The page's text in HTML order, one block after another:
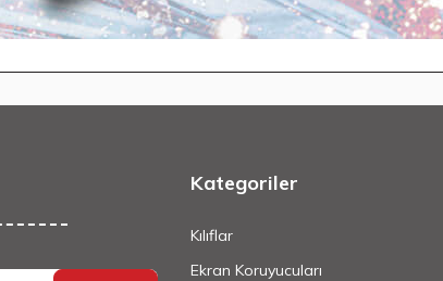
Kategoriler
Kılıflar
Ekran Koruyucuları